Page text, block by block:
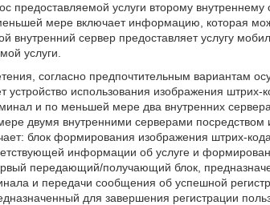
услуги второму внутреннему
мере включает информацию, которая
внутренний сервер предоставляет услугу
услуги.
согласно предпочтительным вариантам
устройство использования изображения штрих-
и по меньшей мере два внутренних
двумя внутренними серверами посредством
блок формирования изображения штрих-
информации об услуге и
передающий/получающий блок,
и передачи сообщения об успешной
для завершения регистрации